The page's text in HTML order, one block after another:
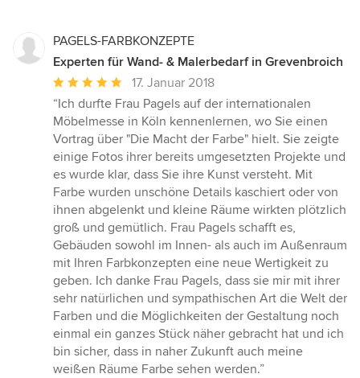
PAGELS-FARBKONZEPTE
Experten für Wand- & Malerbedarf in Grevenbroich
Durchschnittliche
Bewertung:
5
von
5
Sternen
17. Januar 2018
“Ich durfte Frau Pagels auf der internationalen
Möbelmesse in Köln kennenlernen, wo Sie einen
Vortrag über "Die Macht der Farbe" hielt. Sie zeigte
einige Fotos ihrer bereits umgesetzten Projekte und
es wurde klar, dass Sie ihre Kunst versteht. Mit
Farbe wurden unschöne Details kaschiert oder von
ihnen abgelenkt und kleine Räume wirkten plötzlich
groß und gemütlich. Frau Pagels schafft es,
Gebäuden sowohl im Innen- als auch im Außenraum
mit Ihren Farbkonzepten eine neue Wertigkeit zu
geben. Ich danke Frau Pagels, dass sie mir mit ihrer
sehr natürlichen und sympathischen Art die Welt der
Farben und die Möglichkeiten der Gestaltung noch
einmal ein ganzes Stück näher gebracht hat und ich
bin sicher, dass in naher Zukunft auch meine
weißen Räume Farbe sehen werden.”